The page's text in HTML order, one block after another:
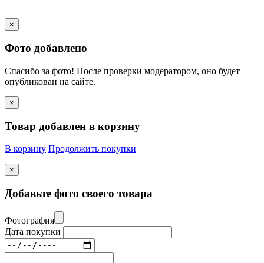
×
Фото добавлено
Спасибо за фото! После проверки модератором, оно будет
опубликован на сайте.
×
Товар добавлен в корзину
В корзину Продолжить покупки
×
Добавьте фото своего товара
Фотография
Дата покупки